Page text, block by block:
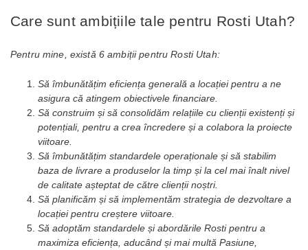
Care sunt ambițiile tale pentru Rosti Utah?
Pentru mine, există 6 ambiții pentru Rosti Utah:
Să îmbunătățim eficiența generală a locației pentru a ne
asigura că atingem obiectivele financiare.
Să construim și să consolidăm relațiile cu clienții existenți și
potențiali, pentru a crea încredere și a colabora la proiecte
viitoare.
Să îmbunătățim standardele operaționale și să stabilim
baza de livrare a produselor la timp și la cel mai înalt nivel
de calitate așteptat de către clienții noștri.
Să planificăm și să implementăm strategia de dezvoltare a
locației pentru creștere viitoare.
Să adoptăm standardele și abordările Rosti pentru a
maximiza eficiența, aducând și mai multă Pasiune,